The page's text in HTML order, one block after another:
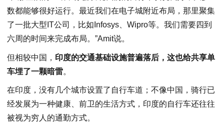
数都能够很好运行。最近我们在电子城附近布局，那里聚集
了一批大型IT公司，比如Infosys、Wipro等。我们需要四到
六周的时间来完成布局。”Amit说。
但相较中国， 印度的交通基础设施普遍落后，这也给共享单
车埋了一颗暗雷。
在印度，没有几个城市设置了自行车道；不像中国，骑行已
经发展为一种健康、前卫的生活方式，印度的自行车还往往
被视为穷人的通勤方式。